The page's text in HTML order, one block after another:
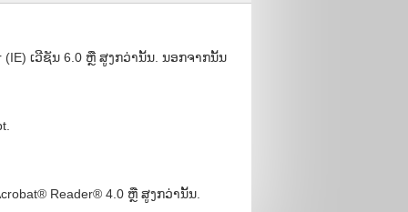
ເວີຊັນ 6.0 ຫຼື ສູງກວ່ານັ້ນ. ນອກຈາກນັ້ນ
Reader® 4.0 ຫຼື ສູງກວ່ານັ້ນ.